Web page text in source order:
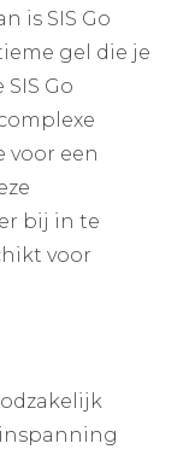
is SIS Go
gel die je
Go
voor een
bij in te
voor